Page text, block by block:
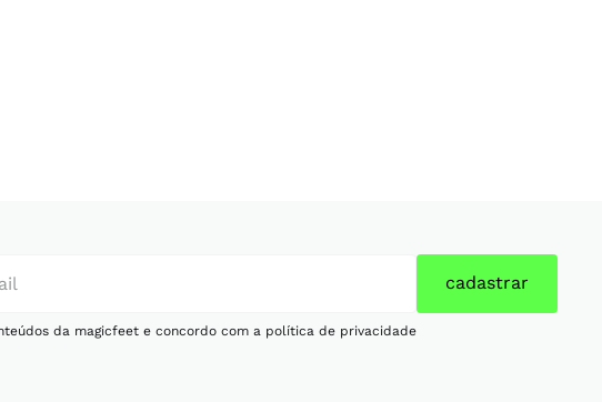
cadastrar
da magicfeet e concordo com a política de privacidade